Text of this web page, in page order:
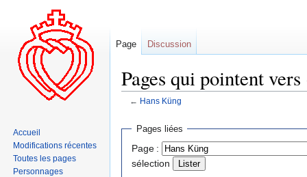
Pages qui pointent
← Hans Küng
Aller
navigation
Aller
recherche
Pages liées
Page :
sélection
Page Discussion
Accueil
Modifications récentes
Toutes les pages
Personnages